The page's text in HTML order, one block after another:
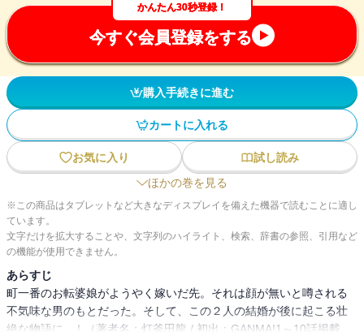
かんたん30秒登録！
今すぐ会員登録をする
購入手続きに進む
カートに入れる
お気に入り
試し読み
ほかの巻を見る
※この商品はタブレットなど大きなディスプレイを備えた機器で読むことに適し
ています。
文字だけを拡大することや、文字列のハイライト、検索、辞書の参照、引用など
の機能が使用できません。
あらすじ
町一番のお転婆娘がようやく嫁いだ先。それは顔が無いと噂される
不気味な男のもとだった。そして、この２人の結婚が後に起こる壮
絶な物語に...！（著者名：灯釜田龍 / 初出：GANMA!1～10話掲載